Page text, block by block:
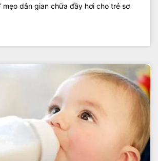
mẹo dân gian chữa đầy hơi cho trẻ sơ